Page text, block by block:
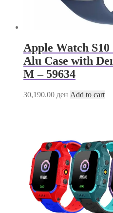
Apple Watch
Alu Case with
M – 59634
30,190.00 ден Add to cart